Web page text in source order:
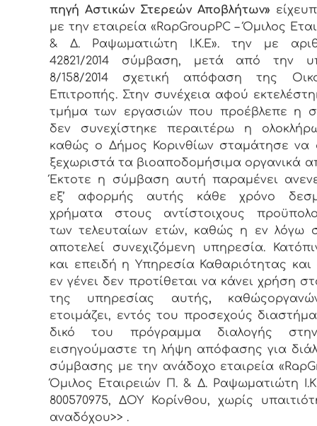
πηγή Αστικών Στερεών Αποβλήτων»
με την εταιρεία «RapGroupPC – Όμιλος
& Δ. Ραψωματιώτη Ι.Κ.Ε». την με
42821/2014 σύμβαση, μετά από την
8/158/2014 σχετική απόφαση της
Επιτροπής. Στην συνέχεια αφού
τμήμα των εργασιών που προέβλεπε η
δεν συνεχίστηκε περαιτέρω η
καθώς ο Δήμος Κορινθίων σταμάτησε να
ξεχωριστά τα βιοαποδομήσιμα οργανικά
Έκτοτε η σύμβαση αυτή παραμένει
εξ’ αφορμής αυτής κάθε χρόνο
χρήματα στους αντίστοιχους
των τελευταίων ετών, καθώς η εν λόγω
αποτελεί συνεχιζόμενη υπηρεσία.
και επειδή η Υπηρεσία Καθαριότητας
εν γένει δεν προτίθεται να κάνει χρήση
της υπηρεσίας αυτής,
ετοιμάζει, εντός του προσεχούς
δικό του πρόγραμμα διαλογής
εισηγούμαστε τη λήψη απόφασης για
σύμβασης με την ανάδοχο εταιρεία
Όμιλος Εταιρειών Π. & Δ. Ραψωματιώτη
800570975, ΔΟΥ Κορίνθου, χωρίς
αναδόχου>> .